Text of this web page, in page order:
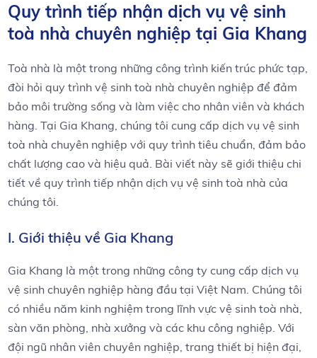
Quy trình tiếp nhận dịch vụ vệ sinh
toà nhà chuyên nghiệp tại Gia Khang
Toà nhà là một trong những công trình kiến trúc phức tạp,
đòi hỏi quy trình vệ sinh toà nhà chuyên nghiệp để đảm
bảo môi trường sống và làm việc cho nhân viên và khách
hàng. Tại Gia Khang, chúng tôi cung cấp dịch vụ vệ sinh
toà nhà chuyên nghiệp với quy trình tiêu chuẩn, đảm bảo
chất lượng cao và hiệu quả. Bài viết này sẽ giới thiệu chi
tiết về quy trình tiếp nhận dịch vụ vệ sinh toà nhà của
chúng tôi.
I. Giới thiệu về Gia Khang
Gia Khang là một trong những công ty cung cấp dịch vụ
vệ sinh chuyên nghiệp hàng đầu tại Việt Nam. Chúng tôi
có nhiều năm kinh nghiệm trong lĩnh vực vệ sinh toà nhà,
sàn văn phòng, nhà xưởng và các khu công nghiệp. Với
đội ngũ nhân viên chuyên nghiệp, trang thiết bị hiện đại,